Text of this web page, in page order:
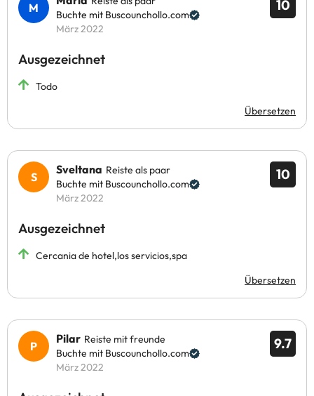
10
Buchte mit Buscounchollo.com
März 2022
Ausgezeichnet
Todo
Übersetzen
10
Sveltana Reiste als paar
Buchte mit Buscounchollo.com
März 2022
Ausgezeichnet
Cercania de hotel,los servicios,spa
Übersetzen
9.7
Pilar Reiste mit freunde
Buchte mit Buscounchollo.com
März 2022